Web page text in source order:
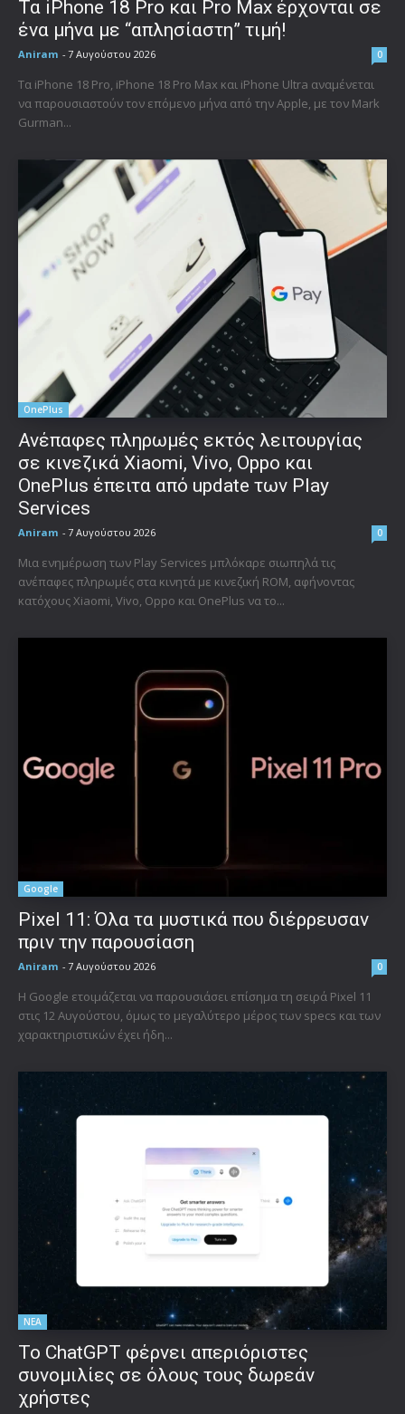
Τα iPhone 18 Pro και Pro Max έρχονται σε
ένα μήνα με “απλησίαστη” τιμή!
Aniram - 7 Αυγούστου 2026 0
Τα iPhone 18 Pro, iPhone 18 Pro Max και iPhone Ultra αναμένεται
να παρουσιαστούν τον επόμενο μήνα από την Apple, με τον Mark
Gurman...
OnePlus
Ανέπαφες πληρωμές εκτός λειτουργίας
σε κινεζικά Xiaomi, Vivo, Oppo και
OnePlus έπειτα από update των Play
Services
Aniram - 7 Αυγούστου 2026 0
Μια ενημέρωση των Play Services μπλόκαρε σιωπηλά τις
ανέπαφες πληρωμές στα κινητά με κινεζική ROM, αφήνοντας
κατόχους Xiaomi, Vivo, Oppo και OnePlus να το...
Google
Pixel 11: Όλα τα μυστικά που διέρρευσαν
πριν την παρουσίαση
Aniram - 7 Αυγούστου 2026 0
Η Google ετοιμάζεται να παρουσιάσει επίσημα τη σειρά Pixel 11
στις 12 Αυγούστου, όμως το μεγαλύτερο μέρος των specs και των
χαρακτηριστικών έχει ήδη...
ΝΕΑ
Το ChatGPT φέρνει απεριόριστες
συνομιλίες σε όλους τους δωρεάν
χρήστες